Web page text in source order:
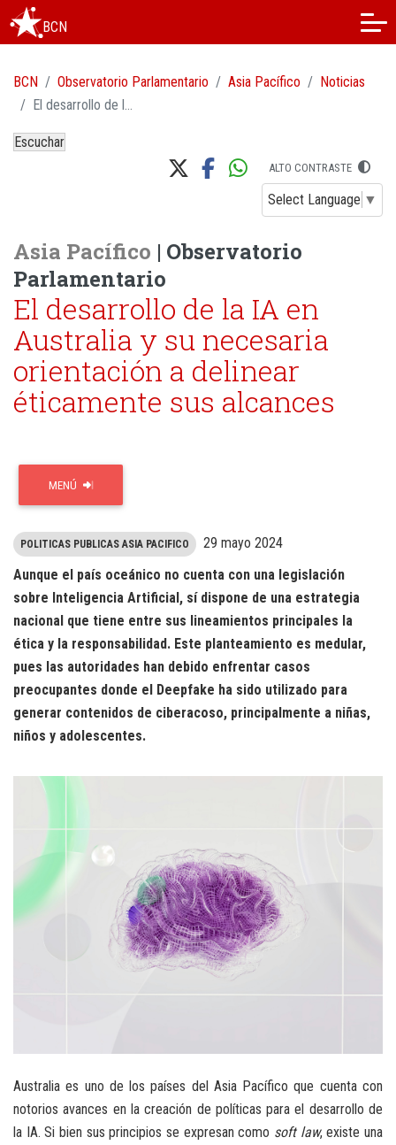
BCN
BCN Observatorio Parlamentario Asia Pacífico
Noticias
El desarrollo de la IA en Australia y su necesaria orientación a delinear éticamente sus alcances
Escuchar
ALTO CONTRASTE
Select Language ▼
Asia Pacífico | Observatorio
Parlamentario
El desarrollo de la IA en
Australia y su necesaria
orientación a delinear
éticamente sus alcances
MENÚ
POLITICAS PUBLICAS ASIA PACIFICO
29 mayo 2024
Aunque el país oceánico no cuenta con una legislación
sobre Inteligencia Artificial, sí dispone de una estrategia
nacional que tiene entre sus lineamientos principales la
ética y la responsabilidad. Este planteamiento es medular,
pues las autoridades han debido enfrentar casos
preocupantes donde el Deepfake ha sido utilizado para
generar contenidos de ciberacoso, principalmente a niñas,
niños y adolescentes.
Australia es uno de los países del Asia Pacífico que cuenta con
notorios avances en la creación de políticas para el desarrollo de
la IA. Si bien sus principios se expresan como soft law, existe una